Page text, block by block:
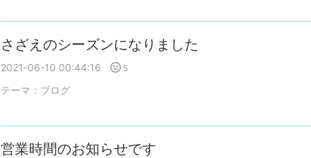
さざえのシーズンになりました
2021-06-10 00:44:16 5
テーマ： ブログ
営業時間のお知らせです